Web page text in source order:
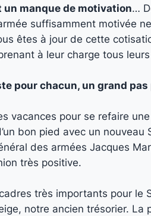
un manque de motivation…
suffisamment motivée
êtes à jour de cette
à leur charge tous
pour chacun, un grand pas
vacances pour se refaire
bon pied avec un
des armées Jacques
très positive.
très importants pour
notre ancien trésorier. La